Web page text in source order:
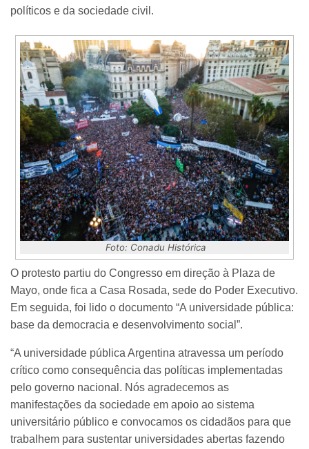
políticos e da sociedade civil.
Foto: Conadu Histórica
O protesto partiu do Congresso em direção à Plaza de
Mayo, onde fica a Casa Rosada, sede do Poder Executivo.
Em seguida, foi lido o documento “A universidade pública:
base da democracia e desenvolvimento social”.
“A universidade pública Argentina atravessa um período
crítico como consequência das políticas implementadas
pelo governo nacional. Nós agradecemos as
manifestações da sociedade em apoio ao sistema
universitário público e convocamos os cidadãos para que
trabalhem para sustentar universidades abertas fazendo